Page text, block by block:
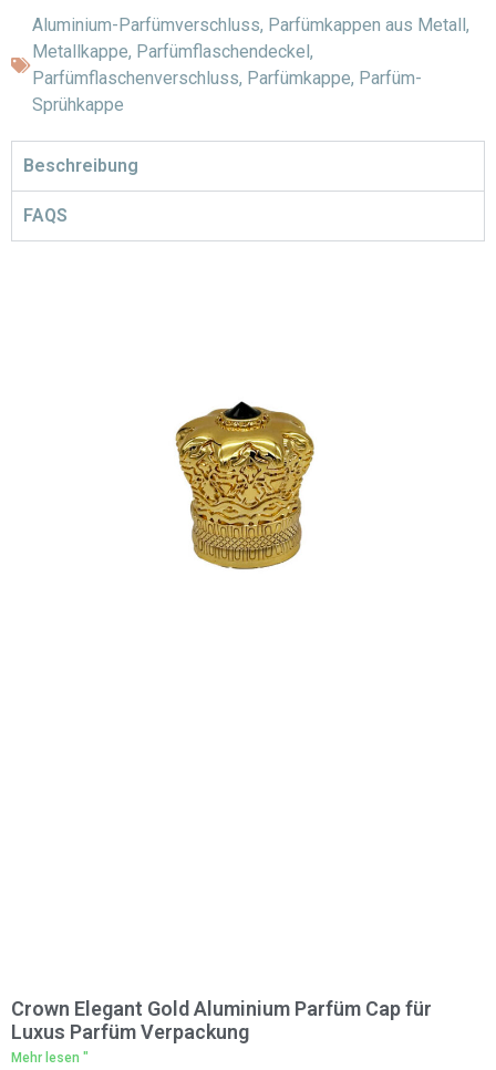
Aluminium-Parfümverschluss, Parfümkappen aus Metall,
Metallkappe, Parfümflaschendeckel,
Parfümflaschenverschluss, Parfümkappe, Parfüm-
Sprühkappe
Beschreibung
FAQS
Crown Elegant Gold Aluminium Parfüm Cap für
Luxus Parfüm Verpackung
Mehr lesen "